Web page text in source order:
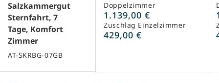
Salzkammergut
Sternfahrt, 7
Tage, Komfort
Zimmer
AT-SKRBG-07GB
Doppelzimmer
1.139,00 €
Zuschlag Einzelzimmer
429,00 €